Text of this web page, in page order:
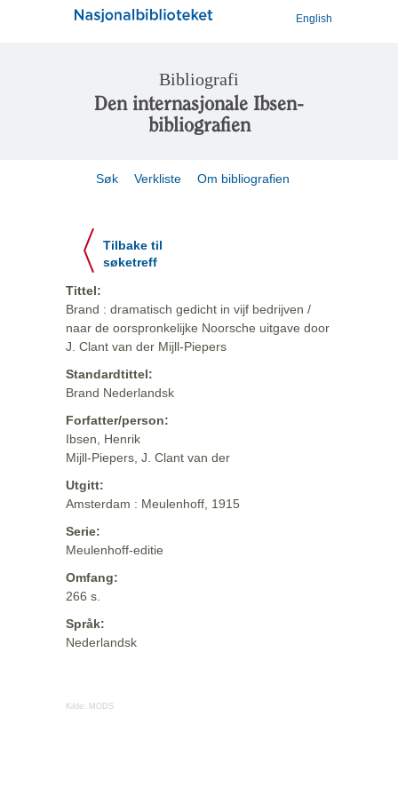
English
Bibliografi
Den internasjonale Ibsen-
bibliografien
Søk Verkliste Om bibliografien
Tilbake til
søketreff
Tittel:
Brand : dramatisch gedicht in vijf bedrijven /
naar de oorspronkelijke Noorsche uitgave door
J. Clant van der Mijll-Piepers
Standardtittel:
Brand Nederlandsk
Forfatter/person:
Ibsen, Henrik
Mijll-Piepers, J. Clant van der
Utgitt:
Amsterdam : Meulenhoff, 1915
Serie:
Meulenhoff-editie
Omfang:
266 s.
Språk:
Nederlandsk
Kilde: MODS